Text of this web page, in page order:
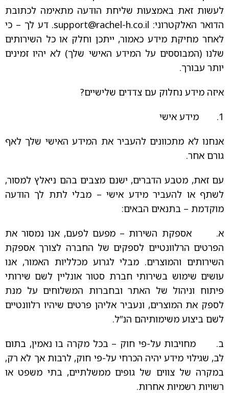
לעשות זאת באמצעות שליחת הודעה מתאימה לכתובת
הדואר האלקטרוני: support@rachel-h.co.il. דע לך – כי
לאחר מחיקת מידע כאמור, ייתכן וחלק או כל השירותים
שלנו (המבוססים על המידע האישי שלך) לא יהיו זמינים
יותר עבורך.
איזה מידע נחלוק עם צדדים שלישיים?
1. מידע אישי
אנחנו לא מתכוונים להעביר את המידע האישי שלך לאף
גורם אחר.
עם זאת, מטבע הדברים, ישנם מצבים בהם ניאלץ למסור,
לשתף או להעביר מידע אישי – מבלי לתת לך הודעה
מוקדמת – בתנאים הבאים:
א. אספקת השירות – מפעם לפעם, אנו נמסור את
הפרטים הרלוונטיים לספקים של החברה לצורך אספקת
השירותים והמוצרים. מבלי לגרוע מכלליות האמור, אנו
עושים שימוש בשירותי חברת סטור אונליין לשם שירותי
פיתוח וניהול של האתר ובחברות המשלוחים על מנת
לספק את המוצרים, ונעביר אליהן פרטים שיהיו רלוונטיים
לשם ביצוע משימותיהם הנ”ל.
ב. מחויבות על-פי חוק – בכל מקרה בו נאמין, בתום
לב, שגילוי מידע יהיה הכרחי על-פי חוק, לרבות אך לא רק,
במקרה של צווים של גופים ממשלתיים, בתי משפט או
רשויות רשמיות אחרות.